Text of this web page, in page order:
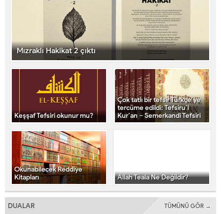
Mızraklı Hakikat 2 çıktı
Keşşaf Tefsiri okunur mu?
Çok tatlı bir tefsir Türkçe’ye
tercüme edildi: Tefsiru’l
Kur’an – Semerkandi Tefsiri
Okunabilecek Reddiye
Kitapları
Allah Teala Ne Değildir?
DUALAR TÜMÜNÜ GÖR →